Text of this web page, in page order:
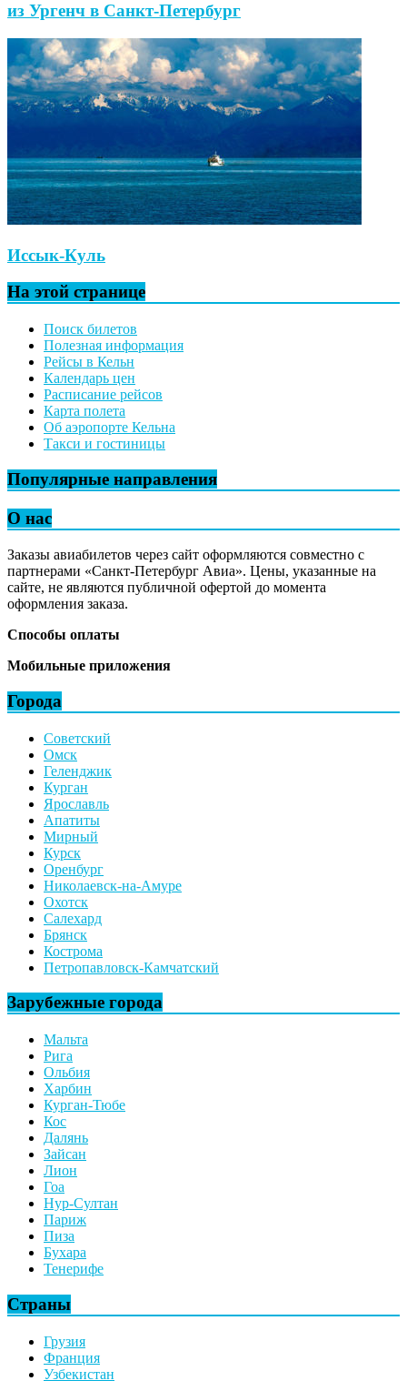
из Ургенч в Санкт-Петербург
Иссык-Куль
На этой странице
Поиск билетов
Полезная информация
Рейсы в Кельн
Календарь цен
Расписание рейсов
Карта полета
Об аэропорте Кельна
Такси и гостиницы
Популярные направления
О нас
Заказы авиабилетов через сайт оформляются совместно с
партнерами «Санкт-Петербург Авиа». Цены, указанные на
сайте, не являются публичной офертой до момента
оформления заказа.
Способы оплаты
Мобильные приложения
Города
Советский
Омск
Геленджик
Курган
Ярославль
Апатиты
Мирный
Курск
Оренбург
Николаевск-на-Амуре
Охотск
Салехард
Брянск
Кострома
Петропавловск-Камчатский
Зарубежные города
Мальта
Рига
Ольбия
Харбин
Курган-Тюбе
Кос
Далянь
Зайсан
Лион
Гоа
Нур-Султан
Париж
Пиза
Бухара
Тенерифе
Страны
Грузия
Франция
Узбекистан